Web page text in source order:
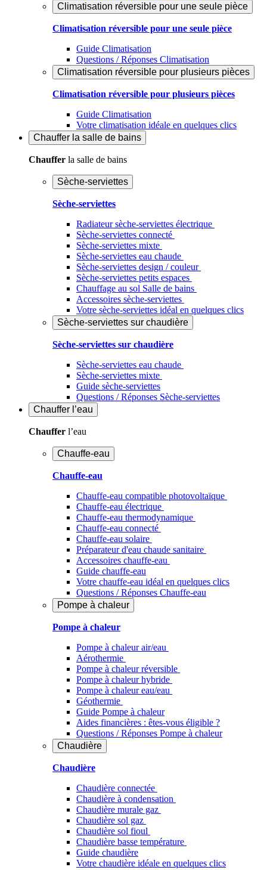
Climatisation réversible pour une seule pièce
Climatisation réversible pour une seule pièce
Guide Climatisation
Questions / Réponses Climatisation
Climatisation réversible pour plusieurs pièces
Climatisation réversible pour plusieurs pièces
Guide Climatisation
Votre climatisation idéale en quelques clics
Chauffer la salle de bains
Chauffer la salle de bains
Sèche-serviettes
Sèche-serviettes
Radiateur sèche-serviettes électrique
Sèche-serviettes connecté
Sèche-serviettes mixte
Sèche-serviettes eau chaude
Sèche-serviettes design / couleur
Sèche-serviettes petits espaces
Chauffage au sol Salle de bains
Accessoires sèche-serviettes
Votre sèche-serviettes idéal en quelques clics
Sèche-serviettes sur chaudière
Sèche-serviettes sur chaudière
Sèche-serviettes eau chaude
Sèche-serviettes mixte
Guide sèche-serviettes
Questions / Réponses Sèche-serviettes
Chauffer l’eau
Chauffer l’eau
Chauffe-eau
Chauffe-eau
Chauffe-eau compatible photovoltaïque
Chauffe-eau électrique
Chauffe-eau thermodynamique
Chauffe-eau connecté
Chauffe-eau solaire
Préparateur d'eau chaude sanitaire
Accessoires chauffe-eau
Guide chauffe-eau
Votre chauffe-eau idéal en quelques clics
Questions / Réponses Chauffe-eau
Pompe à chaleur
Pompe à chaleur
Pompe à chaleur air/eau
Aérothermie
Pompe à chaleur réversible
Pompe à chaleur hybride
Pompe à chaleur​ eau/eau
Géothermie
Guide Pompe à chaleur
Aides financières : êtes-vous éligible ?
Questions / Réponses Pompe à chaleur
Chaudière
Chaudière
Chaudière connectée
Chaudière à condensation
Chaudière murale gaz
Chaudière sol gaz
Chaudière sol fioul
Chaudière basse température
Guide chaudière
Votre chaudière idéale en quelques clics